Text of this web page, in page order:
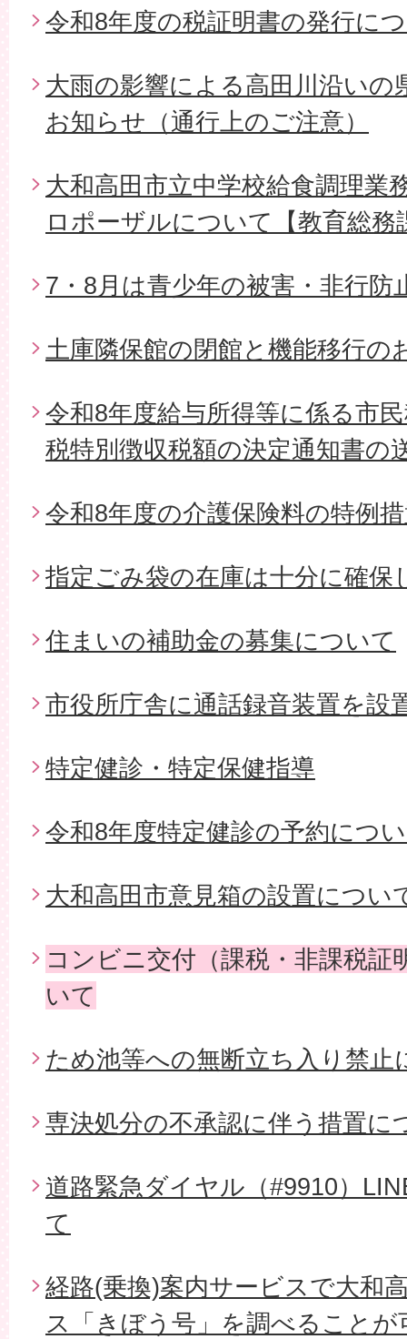
令和8年度の税証明書の発行に
大雨の影響による高田川沿いの
お知らせ（通行上のご注意）
大和高田市立中学校給食調理業
ロポーザルについて【教育総務
7・8月は青少年の被害・非行防
土庫隣保館の閉館と機能移行の
令和8年度給与所得等に係る市
税特別徴収税額の決定通知書の
令和8年度の介護保険料の特例
指定ごみ袋の在庫は十分に確保
住まいの補助金の募集について
市役所庁舎に通話録音装置を設
特定健診・特定保健指導
令和8年度特定健診の予約につ
大和高田市意見箱の設置につい
コンビニ交付（課税・非課税証
いて
ため池等への無断立ち入り禁止
専決処分の不承認に伴う措置に
道路緊急ダイヤル（#9910）
て
経路(乗換)案内サービスで大和
ス「きぼう号」を調べること